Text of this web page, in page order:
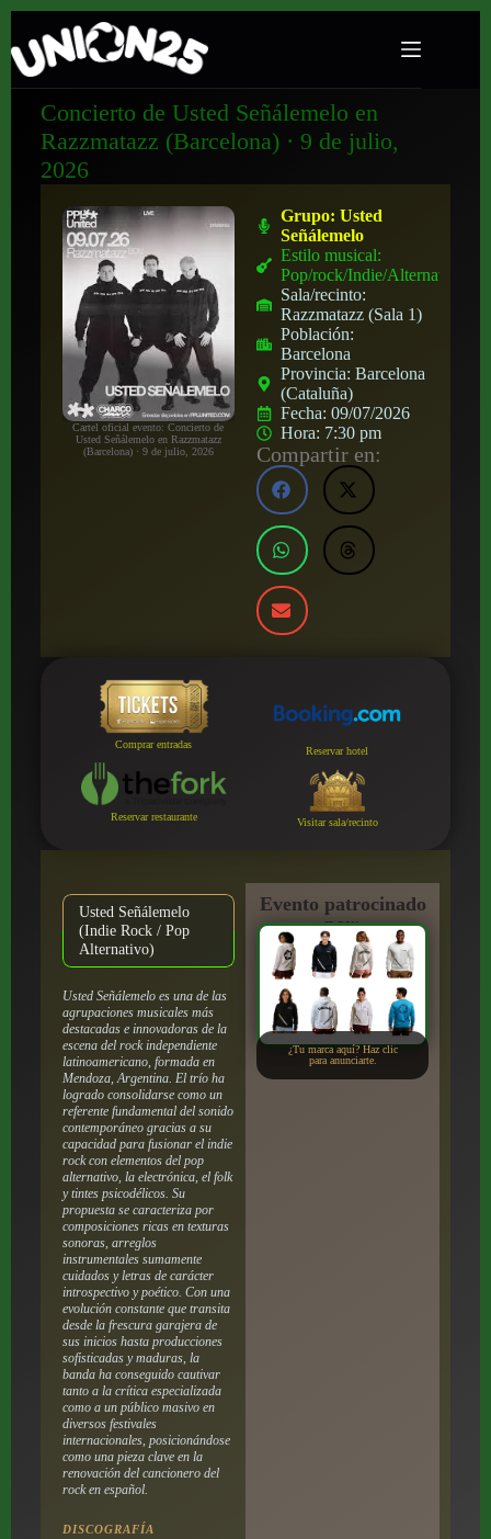
Concierto de Usted Señálemelo en
Razzmatazz (Barcelona) · 9 de julio,
2026
Cartel oficial evento: Concierto de
Usted Señálemelo en Razzmatazz
(Barcelona) · 9 de julio, 2026
Grupo:Usted
Señálemelo
Estilo musical:
Pop/rock/Indie/Alternativo
Sala/recinto:
Razzmatazz (Sala 1)
Población:
Barcelona
Provincia:Barcelona
(Cataluña)
Fecha:09/07/2026
Hora: 7:30 pm
Compartir en:
Comprar entradas
Reservar hotel
Reservar restaurante Visitar sala/recinto
Usted Señálemelo
(Indie Rock / Pop
Alternativo)
Usted Señálemelo es una de las
agrupaciones musicales más
destacadas e innovadoras de la
escena del rock independiente
latinoamericano, formada en
Mendoza, Argentina. El trío ha
logrado consolidarse como un
referente fundamental del sonido
contemporáneo gracias a su
capacidad para fusionar el indie
rock con elementos del pop
alternativo, la electrónica, el folk
y tintes psicodélicos. Su
propuesta se caracteriza por
composiciones ricas en texturas
sonoras, arreglos
instrumentales sumamente
cuidados y letras de carácter
introspectivo y poético. Con una
evolución constante que transita
desde la frescura garajera de
sus inicios hasta producciones
sofisticadas y maduras, la
banda ha conseguido cautivar
tanto a la crítica especializada
como a un público masivo en
diversos festivales
internacionales, posicionándose
como una pieza clave en la
renovación del cancionero del
rock en español.
DISCOGRAFÍA
Evento patrocinado
por:
¿Tu marca aquí? Haz clic
para anunciarte.